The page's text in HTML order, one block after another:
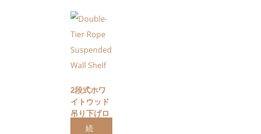
2段式ホワ
イトウッド
吊り下げロ
ープウォー
続